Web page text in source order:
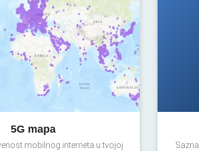
5G mapa
mobilnog interneta u tvojoj